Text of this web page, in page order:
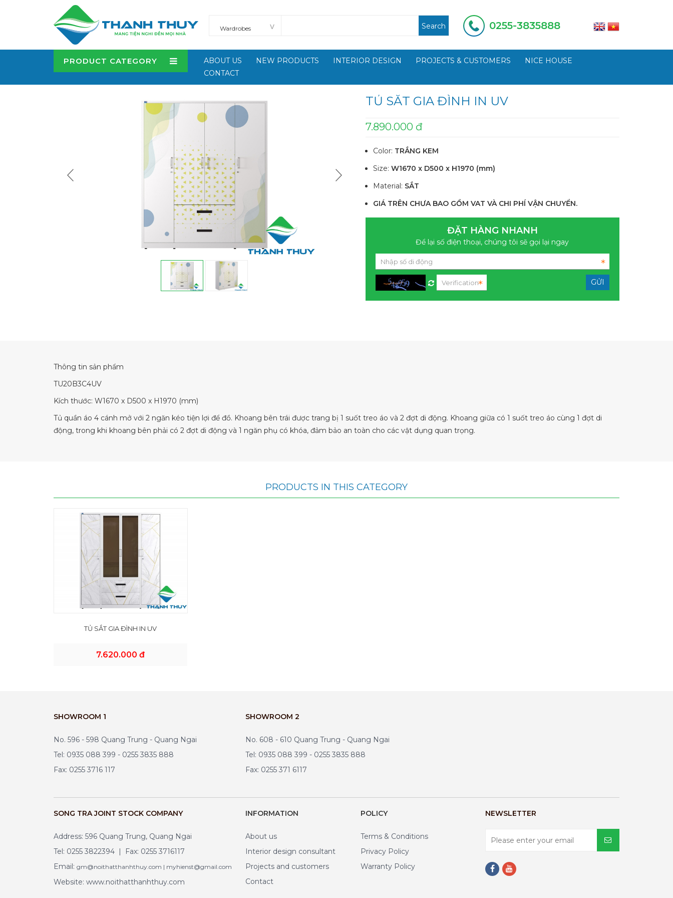
Search 0255-3835888
PRODUCT CATEGORY ABOUT US NEW PRODUCTS INTERIOR DESIGN PROJECTS & CUSTOMERS
NICE HOUSE
CONTACT
TỦ SẮT GIA ĐÌNH IN UV
7.890.000 đ
Color: TRẮNG KEM
Size: W1670 x D500 x H1970 (mm)
Material: SẮT
GIÁ TRÊN CHƯA BAO GỒM VAT VÀ CHI PHÍ VẬN CHUYỂN.
ĐẶT HÀNG NHANH
Để lại số điện thoại, chúng tôi sẽ gọi lại ngay
Thông tin sản phẩm
TU20B3C4UV
Kích thước: W1670 x D500 x H1970 (mm)
Tủ quần áo 4 cánh mở với 2 ngăn kéo tiện lợi để đồ. Khoang bên trái được trang bị 1 suốt treo áo và 2 đợt di động. Khoang giữa có 1 suốt treo áo cùng 1 đợt di
động, trong khi khoang bên phải có 2 đợt di động và 1 ngăn phụ có khóa, đảm bảo an toàn cho các vật dụng quan trọng.
PRODUCTS IN THIS CATEGORY
TỦ SẮT GIA ĐÌNH IN UV
7.620.000 đ
SHOWROOM 1
No. 596 - 598 Quang Trung - Quang Ngai
Tel: 0935 088 399 - 0255 3835 888
Fax: 0255 3716 117
SHOWROOM 2
No. 608 - 610 Quang Trung - Quang Ngai
Tel: 0935 088 399 - 0255 3835 888
Fax: 0255 371 6117
SONG TRA JOINT STOCK COMPANY
Address: 596 Quang Trung, Quang Ngai
Tel: 0255 3822394 | Fax: 0255 3716117
Email: gm@noithatthanhthuy.com | myhienst@gmail.com
Website: www.noithatthanhthuy.com
INFORMATION
About us
Interior design consultant
Projects and customers
Contact
POLICY
Terms & Conditions
Privacy Policy
Warranty Policy
NEWSLETTER